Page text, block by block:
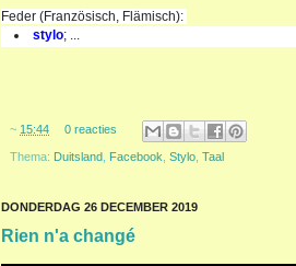
Feder (Französisch, Flämisch):
stylo; ...
~ 15:44 0 reacties
Thema: Duitsland Facebook Stylo Taal
DONDERDAG 26 DECEMBER 2019
Rien n'a changé